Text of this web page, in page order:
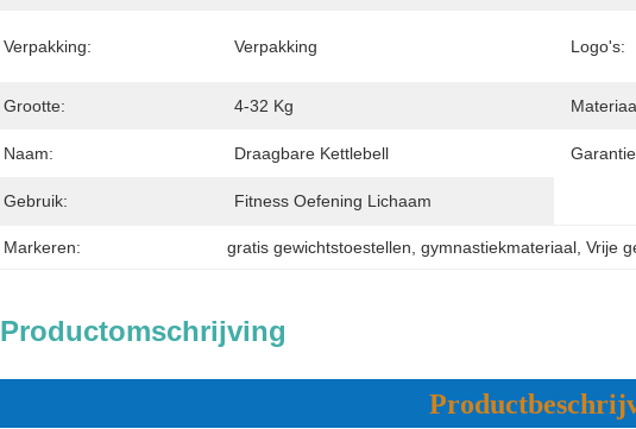
Verpakking: Verpakking Logo's:
Grootte: 4-32 Kg
Naam: Draagbare Kettlebell
Gebruik: Fitness Oefening Lichaam
Markeren: gratis gewichtstoestellen , gymnastiekmateriaal , Vrije
Productomschrijving